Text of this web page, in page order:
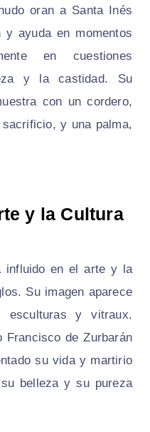
oran a Santa Inés
ayuda en momentos
en cuestiones
y la castidad. Su
con un cordero,
y una palma,
y la Cultura
influido en el arte y la
Su imagen aparece
esculturas y vitraux.
Francisco de Zurbarán
su vida y martirio
belleza y su pureza